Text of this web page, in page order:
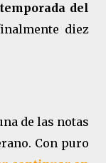
del
diez
de las notas
Con puro